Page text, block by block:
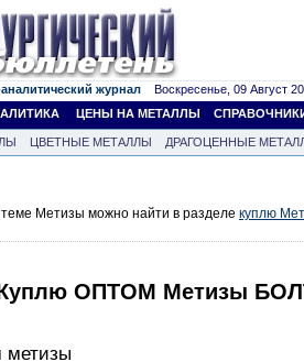
журнал Воскресенье, 09 Август
ЦЕНЫ НА МЕТАЛЛЫ
ЦВЕТНЫЕ МЕТАЛЛЫ
ДРАГОЦЕННЫЕ
Метизы можно найти в разделе куплю
ОПТОМ Метизы
метизы